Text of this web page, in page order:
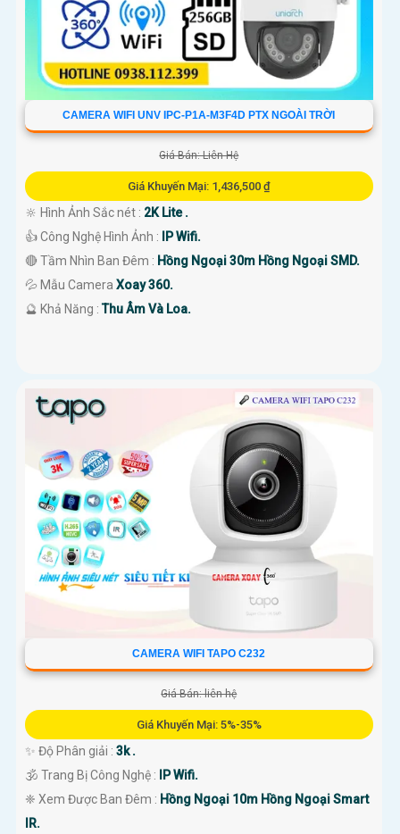
CAMERA WIFI UNV IPC-P1A-M3F4D PTX NGOÀI TRỜI
Giá Bán: Liên Hệ
Giá Khuyến Mại: 1,436,500 ₫
🔆 Hình Ảnh Sắc nét : 2K Lite .
👍 Công Nghệ Hình Ảnh :
IP Wifi.
🔴 Tầm Nhìn Ban Đêm : Hồng Ngoại 30m Hồng Ngoại SMD.
💦 Mẫu Camera Xoay 360.
️🔮 Khả Năng :Thu Âm Và Loa.
CAMERA WIFI TAPO C232
Giá Bán: liên hệ
Giá Khuyến Mại: 5%-35%
✨ Độ Phân giải : 3k .
🕉️ Trang Bị Công Nghệ :
IP Wifi.
❈ Xem Được Ban Đêm : Hồng Ngoại 10m Hồng Ngoại Smart
IR.